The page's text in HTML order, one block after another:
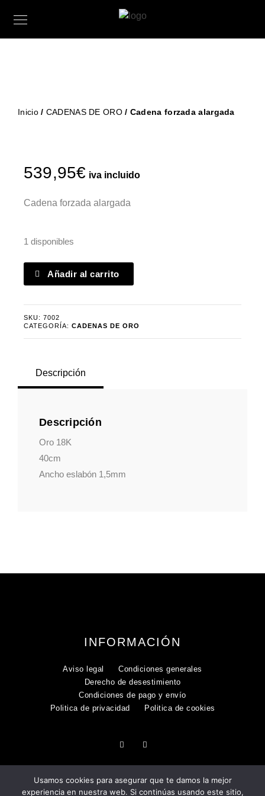
Inicio/ CADENAS DE ORO/ Cadena forzada alargada
539,95€ iva incluido
Cadena forzada alargada
1 disponibles
Añadir al carrito
SKU: 7002
CATEGORÍA: CADENAS DE ORO
Descripción
Descripción
Oro 18K
40cm
Ancho eslabón 1,5mm
INFORMACIÓN
Aviso legal
Condiciones generales
Derecho de desestimiento
Condiciones de pago y envío
Politica de privacidad
Politica de cookies
Usamos cookies para asegurar que te damos la mejor
experiencia en nuestra web. Si continúas usando este sitio,